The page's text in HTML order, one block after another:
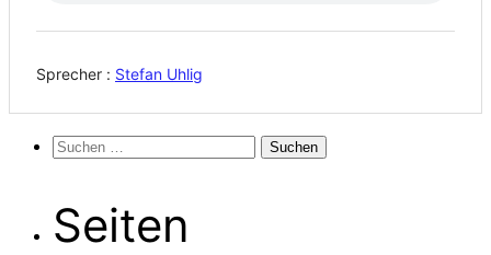
Sprecher : Stefan Uhlig
Suchen
Seiten